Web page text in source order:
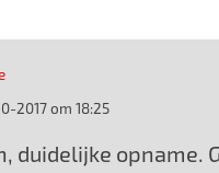
2017 om 18:25
duidelijke opname.